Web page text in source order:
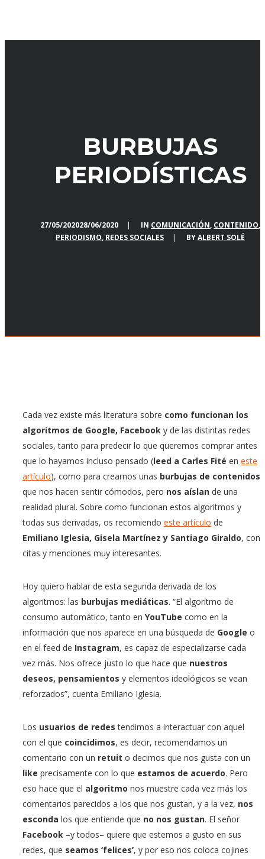
BURBUJAS
PERIODÍSTICAS
27/05/202028/06/2020 | IN COMUNICACIÓN, CONTENIDO,
PERIODISMO, REDES SOCIALES | BYALBERT SOLÉ
Cada vez existe más literatura sobre como funcionan los
algoritmos de Google, Facebook y de las distintas redes
sociales, tanto para predecir lo que queremos comprar antes
que lo hayamos incluso pensado (leed a Carles Fité en este
artículo), como para crearnos unas burbujas de contenidos
que nos hacen sentir cómodos, pero nos aíslan de una
realidad plural. Sobre como funcionan estos algoritmos y
todas sus derivadas, os recomiendo este artículo de
Emiliano Iglesia, Gisela Martínez y Santiago Giraldo, con
citas y menciones muy interesantes.
Hoy quiero hablar de esta segunda derivada de los
algoritmos: las burbujas mediáticas. “El algoritmo de
consumo automático, tanto en YouTube como en la
información que nos aparece en una búsqueda de Google o
en el feed de Instagram, es capaz de especializarse cada
vez más. Nos ofrece justo lo que hace que nuestros
deseos, pensamientos y elementos ideológicos se vean
reforzados”, cuenta Emiliano Iglesia.
Los usuarios de redes tendimos a interactuar con aquel
con el que coincidimos, es decir, recomendamos un
comentario con un retuit o decimos que nos gusta con un
like precisamente con lo que estamos de acuerdo. Pero
eso hace que el algoritmo nos muestre cada vez más los
comentarios parecidos a los que nos gustan, y a la vez, nos
esconda los que entiende que no nos gustan. El señor
Facebook –y todos– quiere que estemos a gusto en sus
redes, que seamos ‘felices’, y por eso nos coloca cojines